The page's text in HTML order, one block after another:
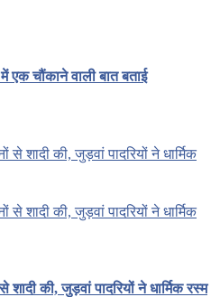
एक चौंकाने वाली बात बताई
की, जुड़वां पादरियों ने धार्मिक रस्म